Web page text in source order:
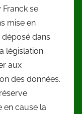
se
mise en
dans
législation
aux
des données.
en cause la